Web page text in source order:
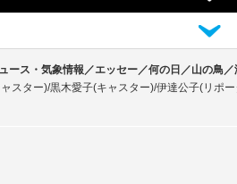
ス・気象情報／エッセー／何の日／山の鳥
スター)/黒木愛子(キャスター)/伊達公子(リポ